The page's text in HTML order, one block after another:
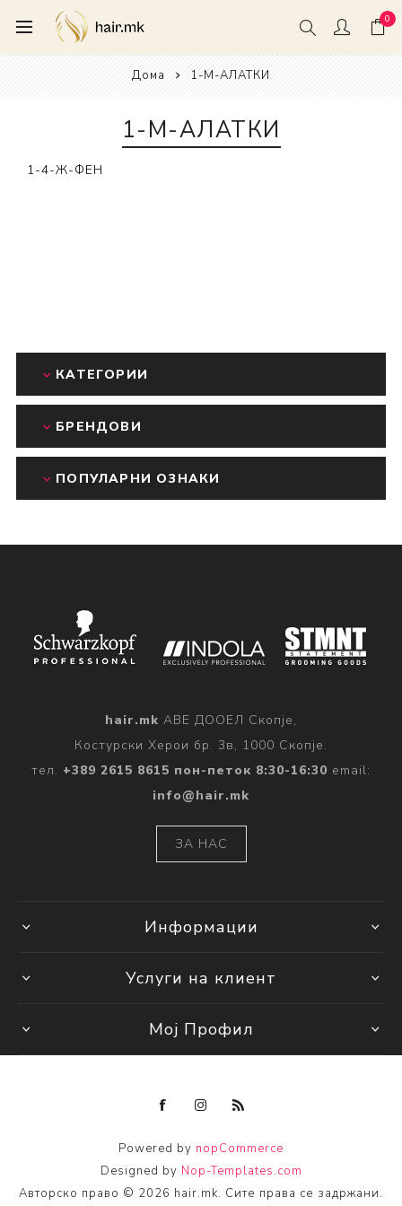
0
Дома 1-М-АЛАТКИ
1-М-АЛАТКИ
1-4-Ж-ФЕН
КАТЕГОРИИ
БРЕНДОВИ
ПОПУЛАРНИ ОЗНАКИ
hair.mk АВЕ ДООЕЛ Скопје,
Костурски Херои бр. 3в, 1000 Скопје.
тел. +389 2615 8615 пон-петок 8:30-16:30 email:
info@hair.mk
ЗА НАС
Информации
Услуги на клиент
Мој Профил
Powered by nopCommerce
Designed by Nop-Templates.com
Авторско право © 2026 hair.mk. Сите права се задржани.